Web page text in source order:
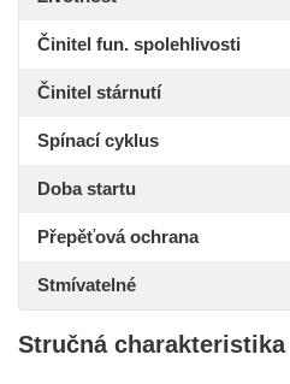
Činitel fun. spolehlivosti
Činitel stárnutí
Spínací cyklus
Doba startu
Přepěťová ochrana
Stmívatelné
Stručná charakteristika